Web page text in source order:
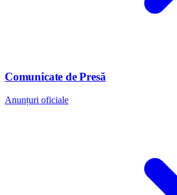
Comunicate de Presă
Anunțuri oficiale